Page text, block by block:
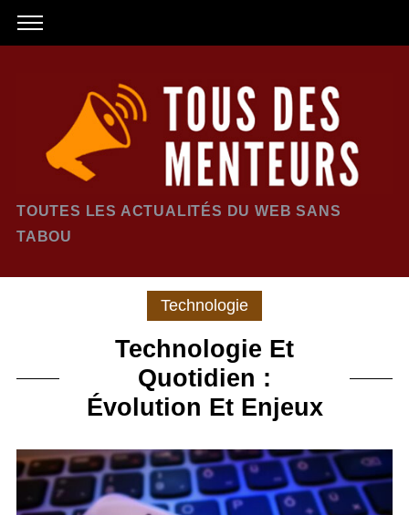
TOUTES LES ACTUALITÉS DU WEB SANS
TABOU
Technologie
Technologie Et
Quotidien :
Évolution Et Enjeux